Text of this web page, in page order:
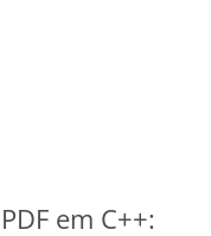
em C++: